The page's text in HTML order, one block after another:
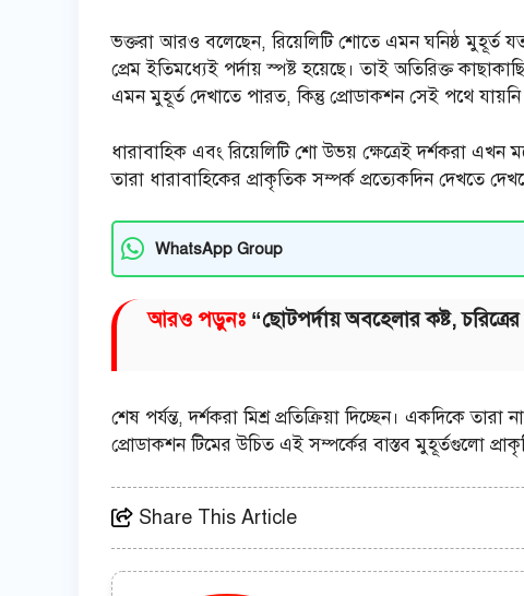
ভক্তরা আরও বলেছেন, রিয়েলিটি শোতে এমন ঘনিষ্ঠ মুহূর্ত
প্রেম ইতিমধ্যেই পর্দায় স্পষ্ট হয়েছে। তাই অতিরিক্ত
এমন মুহূর্ত দেখাতে পারত, কিন্তু প্রোডাকশন সেই পথে
ধারাবাহিক এবং রিয়েলিটি শো উভয় ক্ষেত্রেই দর্শকরা
তারা ধারাবাহিকের প্রাকৃতিক সম্পর্ক প্রত্যেকদিন দেখতে
WhatsApp Group
আরও পড়ুনঃ “ছোটপর্দায় অবহেলার কষ্ট,
শেষ পর্যন্ত, দর্শকরা মিশ্র প্রতিক্রিয়া দিচ্ছেন। একদিকে
প্রোডাকশন টিমের উচিত এই সম্পর্কের বাস্তব মুহূর্তগুলো
Share This Article